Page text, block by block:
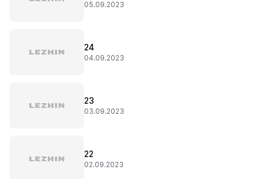
05.09.2023
24
04.09.2023
23
03.09.2023
22
02.09.2023